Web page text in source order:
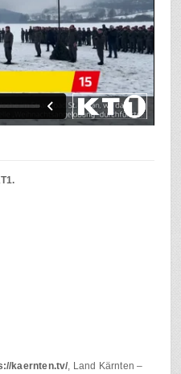
kaernten.tv/, Land Kärnten –